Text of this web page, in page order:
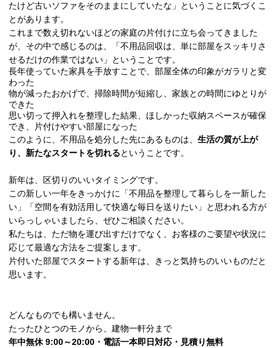
たけど古いソファをそのままにしていたな」ということに気づくこ
とがあります。
これまで数え切れないほどの家庭の片付けに立ち会ってきました
が、その中で感じるのは、「不用品回収は、単に部屋をスッキリさ
せるだけの作業ではない」ということです。
長年使っていた家具を手放すことで、部屋全体の印象がガラリと変
わった
物が減ったおかげで、掃除時間が短縮し、家族との時間にゆとりが
できた
思い切って押入れを整理した結果、ほしかった収納スペースが確保
でき、片付けやすい部屋になった
このように、不用品を処分した先にあるものは、 生活の質が上が
り、新たなスタートを切れるということです。
新年は、区切りのいいタイミングです。
この新しい一年をきっかけに「不用品を整理して暮らしを一新した
い」「空間を有効活用して快適な毎日を送りたい」と思われる方が
いらっしゃいましたら、ぜひご相談ください。
私たちは、ただ物を運び出すだけでなく、お客様のご要望や状況に
応じて最適な方法をご提案します。
片付いた部屋でスタートする新年は、きっと気持ちのいいものだと
思います。
どんなものでも構いません。
たったひとつのモノから、建物一軒分まで
年中無休 9:00～20:00・電話一本即日対応・見積り無料